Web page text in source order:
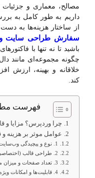
مصالح، معماری و
داریم به طور کامل به
از ساختار هزینه‌ها به
سفارش طراحی سایت
باشید تا نه تنها با
خلاقانه و بهینه، ارزش
کند.
فهرست
چرا وردپرس؟ مزایا و
عوامل موثر بر
1. نوع و پیچیدگی وب‌سایت
2. طراحی قالب (اختصاصی یا آماده)
3. تعداد صفحات و میزان محتوا
4. قابلیت‌ها و امکانات ویژه